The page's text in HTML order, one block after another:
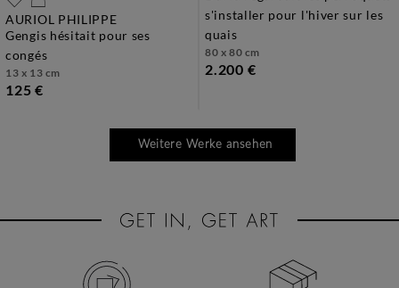
AURIOL PHILIPPE
gengis hésitait pour ses
congés
13 x 13 cm
125 €
s'installer pour l'hiver sur les
quais
80 x 80 cm
2.200 €
Weitere Werke ansehen